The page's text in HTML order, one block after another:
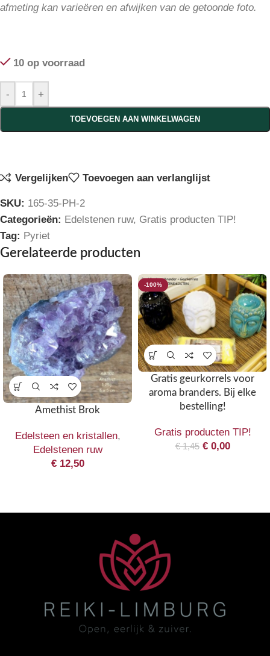
afmeting kan varieëren en afwijken van de getoonde foto.
10 op voorraad
- +
TOEVOEGEN AAN WINKELWAGEN
Vergelijken Toevoegen aan verlanglijst
SKU: 165-35-PH-2
Categorieën: Edelstenen ruw, Gratis producten TIP!
Tag: Pyriet
Gerelateerde producten
Amethist Brok
Edelsteen en kristallen,
Edelstenen ruw
€12,50
-100%
Gratis geurkorrels voor
aroma branders. Bij elke
bestelling!
Gratis producten TIP!
€1,45 €0,00